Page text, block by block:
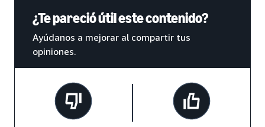
¿Te pareció útil este contenido?
Ayúdanos a mejorar al compartir tus
opiniones.